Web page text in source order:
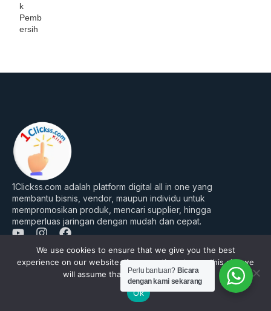
k
Pemb
ersih
1Clickss.com adalah platform digital all in one yang
membantu bisnis, vendor, maupun individu untuk
mempromosikan produk, mencari supplier, hingga
memperluas jaringan dengan mudah dan cepat.
Y
t
I
n
s
t
F
c
e
b
Perusahaan
Tentang Kami
Perlu bantuan? Bicara
dengan kami sekarang
We use cookies to ensure that we give you the best
experience on our website. If you continue to use this site we
will assume that you are happy with it.
Ok